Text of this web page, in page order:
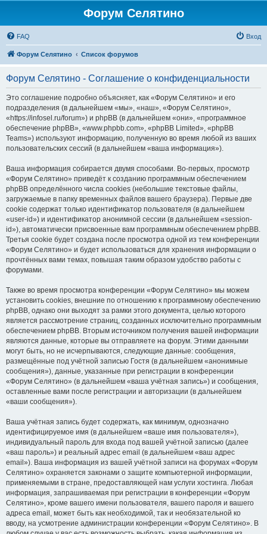
Форум Селятино
FAQ Вход
Форум Селятино Список форумов
Форум Селятино - Соглашение о конфиденциальности
Это соглашение подробно объясняет, как «Форум Селятино» и его
подразделения (в дальнейшем «мы», «наш», «Форум Селятино»,
«https://infosel.ru/forum») и phpBB (в дальнейшем «они», «программное
обеспечение phpBB», «www.phpbb.com», «phpBB Limited», «phpBB
Teams») используют информацию, полученную во время любой из ваших
пользовательских сессий (в дальнейшем «ваша информация»).
Ваша информация собирается двумя способами. Во-первых, просмотр
«Форум Селятино» приведёт к созданию программным обеспечением
phpBB определённого числа cookies (небольшие текстовые файлы,
загружаемые в папку временных файлов вашего браузера). Первые две
cookie содержат только идентификатор пользователя (в дальнейшем
«user-id») и идентификатор анонимной сессии (в дальнейшем «session-
id»), автоматически присвоенные вам программным обеспечением phpBB.
Третья cookie будет создана после просмотра одной из тем конференции
«Форум Селятино» и будет использоваться для хранения информации о
прочтённых вами темах, повышая таким образом удобство работы с
форумами.
Также во время просмотра конференции «Форум Селятино» мы можем
установить cookies, внешние по отношению к программному обеспечению
phpBB, однако они выходят за рамки этого документа, целью которого
является рассмотрение страниц, созданных исключительно программным
обеспечением phpBB. Вторым источником получения вашей информации
являются данные, которые вы отправляете на форум. Этими данными
могут быть, но не исчерпываются, следующие данные: сообщения,
размещённые под учётной записью Гостя (в дальнейшем «анонимные
сообщения»), данные, указанные при регистрации в конференции
«Форум Селятино» (в дальнейшем «ваша учётная запись») и сообщения,
оставленные вами после регистрации и авторизации (в дальнейшем
«ваши сообщения»).
Ваша учётная запись будет содержать, как минимум, однозначно
идентифицируемое имя (в дальнейшем «ваше имя пользователя»),
индивидуальный пароль для входа под вашей учётной записью (далее
«ваш пароль») и реальный адрес email (в дальнейшем «ваш адрес
email»). Ваша информация из вашей учётной записи на форумах «Форум
Селятино» охраняется законами о защите компьютерной информации,
применяемыми в стране, предоставляющей нам услуги хостинга. Любая
информация, запрашиваемая при регистрации в конференции «Форум
Селятино», кроме вашего имени пользователя, вашего пароля и вашего
адреса email, может быть как необходимой, так и необязательной ко
вводу, на усмотрение администрации конференции «Форум Селятино». В